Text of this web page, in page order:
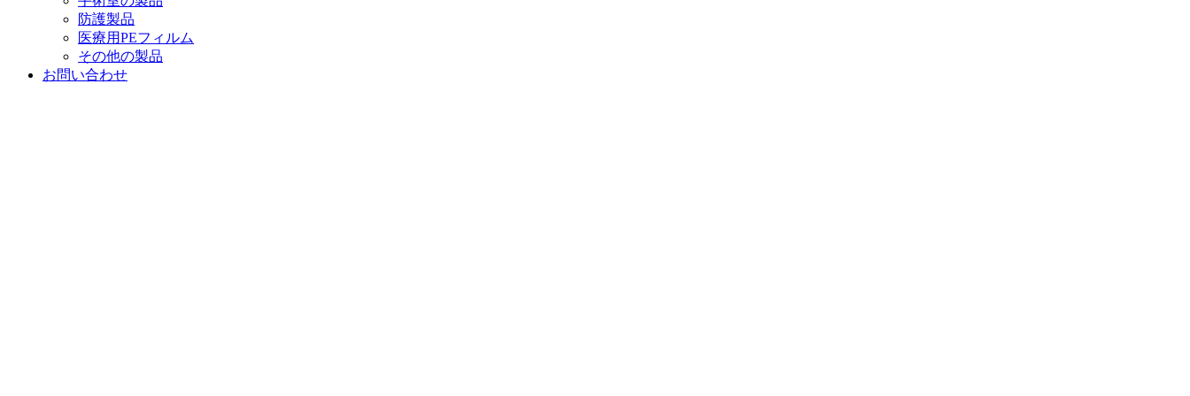
防護製品
医療用PEフィルム
その他の製品
お問い合わせ